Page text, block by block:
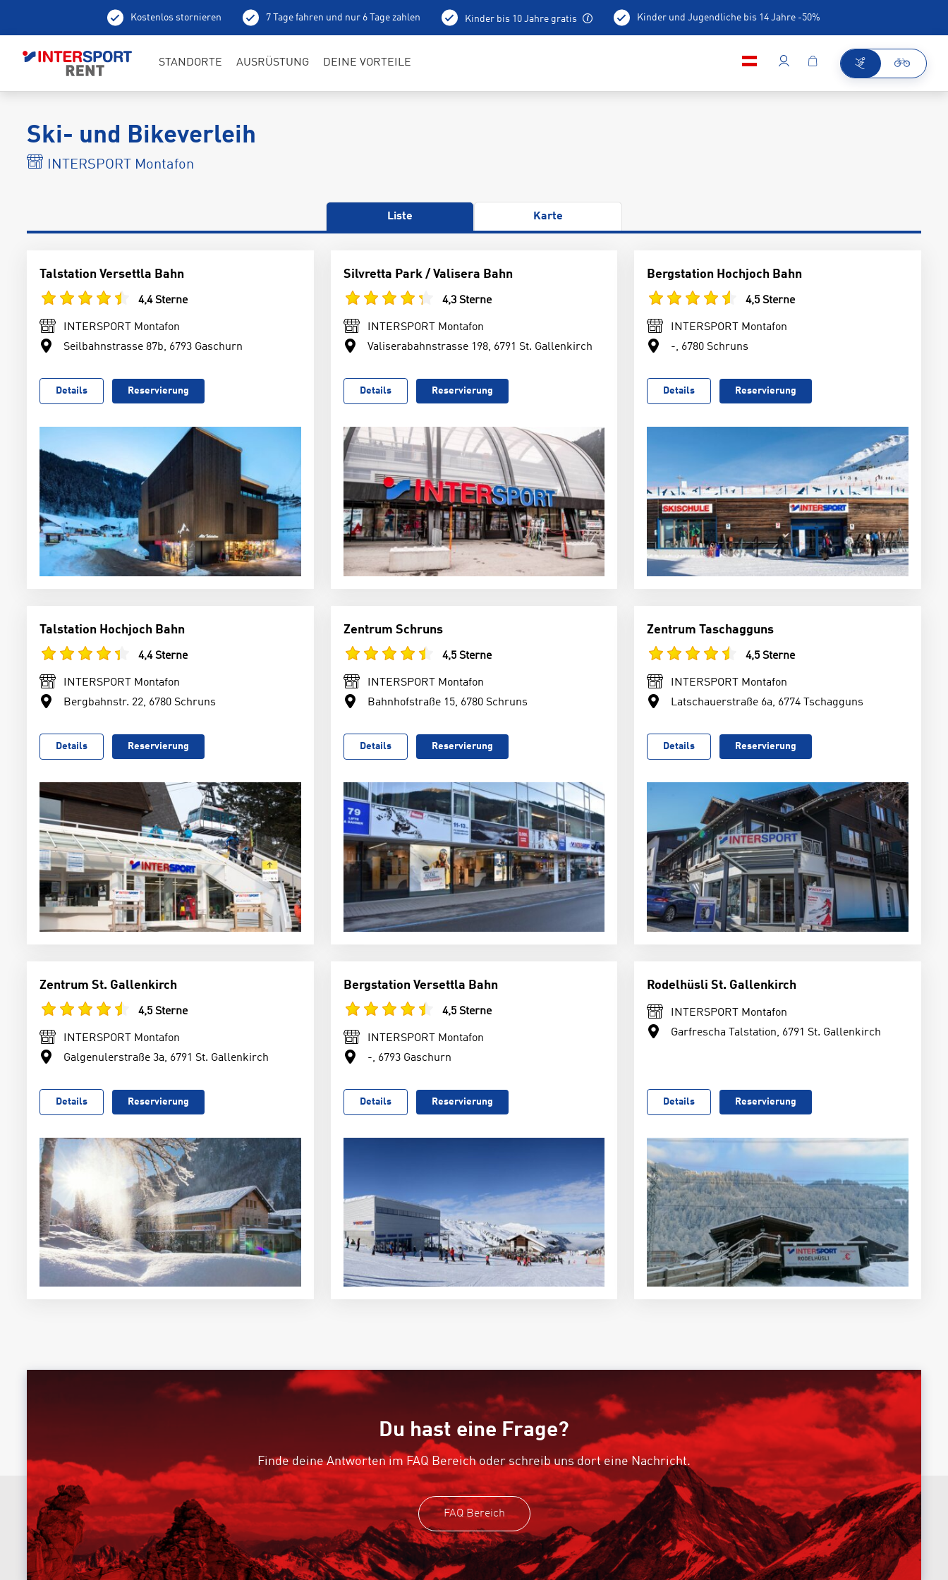
Kostenlos stornieren 7 Tage fahren und nur 6 Tage zahlen Kinder bis 10 Jahre gratis Kinder und Jugendliche bis 14 Jahre -50%
STANDORTE AUSRÜSTUNG DEINE VORTEILE
Ski- und Bikeverleih
INTERSPORT Montafon
Liste Karte
Talstation Versettla Bahn
4,4 Sterne
INTERSPORT Montafon
Seilbahnstrasse 87b, 6793 Gaschurn
Details Reservierung
Silvretta Park / Valisera Bahn
4,3 Sterne
INTERSPORT Montafon
Valiserabahnstrasse 198, 6791 St. Gallenkirch
Details Reservierung
Bergstation Hochjoch Bahn
4,5 Sterne
INTERSPORT Montafon
-, 6780 Schruns
Details Reservierung
Talstation Hochjoch Bahn
4,4 Sterne
INTERSPORT Montafon
Bergbahnstr. 22, 6780 Schruns
Details Reservierung
Zentrum Schruns
4,5 Sterne
INTERSPORT Montafon
Bahnhofstraße 15, 6780 Schruns
Details Reservierung
Zentrum Taschagguns
4,5 Sterne
INTERSPORT Montafon
Latschauerstraße 6a, 6774 Tschagguns
Details Reservierung
Zentrum St. Gallenkirch
4,5 Sterne
INTERSPORT Montafon
Galgenulerstraße 3a, 6791 St. Gallenkirch
Details Reservierung
Bergstation Versettla Bahn
4,5 Sterne
INTERSPORT Montafon
-, 6793 Gaschurn
Details Reservierung
Rodelhüsli St. Gallenkirch
INTERSPORT Montafon
Garfrescha Talstation, 6791 St. Gallenkirch
Details Reservierung
Du hast eine Frage?
Finde deine Antworten im FAQ Bereich oder schreib uns dort eine Nachricht.
FAQ Bereich